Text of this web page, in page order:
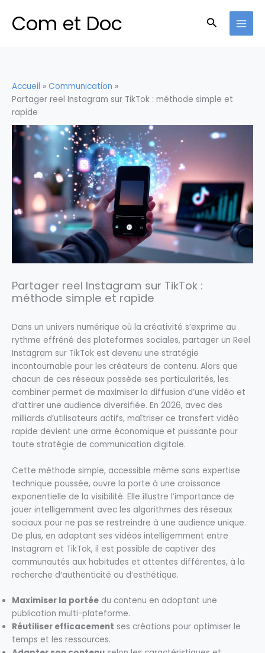
contenu
Com et Doc
Accueil
Communication
Partager reel Instagram sur TikTok : méthode simple et
rapide
Partager reel Instagram sur TikTok :
méthode simple et rapide
Dans un univers numérique où la créativité s’exprime au
rythme effréné des plateformes sociales, partager un Reel
Instagram sur TikTok est devenu une stratégie
incontournable pour les créateurs de contenu. Alors que
chacun de ces réseaux possède ses particularités, les
combiner permet de maximiser la diffusion d’une vidéo et
d’attirer une audience diversifiée. En 2026, avec des
milliards d’utilisateurs actifs, maîtriser ce transfert vidéo
rapide devient une arme économique et puissante pour
toute stratégie de communication digitale.
Cette méthode simple, accessible même sans expertise
technique poussée, ouvre la porte à une croissance
exponentielle de la visibilité. Elle illustre l’importance de
jouer intelligemment avec les algorithmes des réseaux
sociaux pour ne pas se restreindre à une audience unique.
De plus, en adaptant ses vidéos intelligemment entre
Instagram et TikTok, il est possible de captiver des
communautés aux habitudes et attentes différentes, à la
recherche d’authenticité ou d’esthétique.
Maximiser la portée du contenu en adoptant une
publication multi-plateforme.
Réutiliser efficacement ses créations pour optimiser le
temps et les ressources.